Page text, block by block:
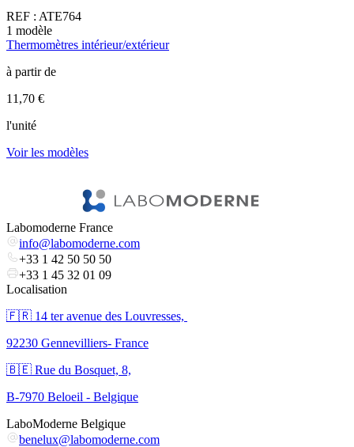
REF : ATE764
1 modèle
Thermomètres intérieur/extérieur
à partir de
11,70 €
l'unité
Voir les modèles
Labomoderne France
info@labomoderne.com
+33 1 42 50 50 50
+33 1 45 32 01 09
Localisation
🇫🇷 ​14 ter avenue des Louvresses,
92230 Gennevilliers- France
🇧🇪 Rue du Bosquet, 8,
B-7970 Beloeil - Belgique
LaboModerne Belgique
benelux@labomoderne.com